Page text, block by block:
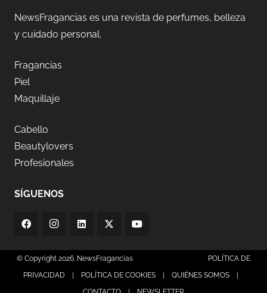
NewsFragancias es una revista de perfumes, belleza
y cuidado personal.
Fragancias
Piel
Maquillaje
Cabello
Beautylovers
Profesionales
SÍGUENOS
© Copyright 2026. NewsFragancias
POLÍTICA DE
PRIVACIDAD
POLÍTICA DE COOKIES QUIÉNES SOMOS